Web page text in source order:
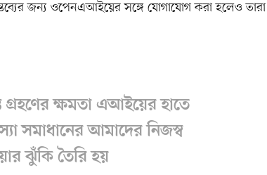
জন্য ওপেনএআইয়ের সঙ্গে যোগাযোগ করা হলেও তারা
গ্রহণের ক্ষমতা এআইয়ের হাতে
সমাধানের আমাদের নিজস্ব
ঝুঁকি তৈরি হয়